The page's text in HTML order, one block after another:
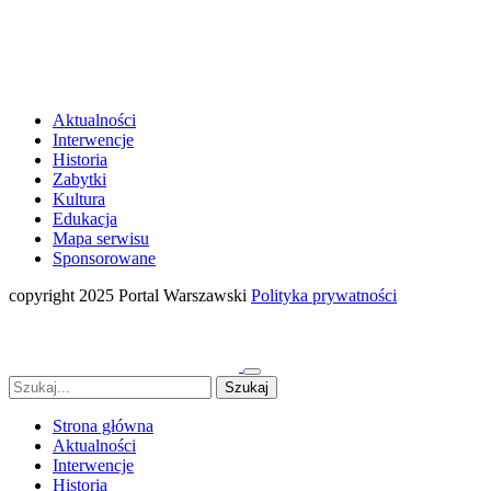
Aktualności
Interwencje
Historia
Zabytki
Kultura
Edukacja
Mapa serwisu
Sponsorowane
copyright 2025 Portal Warszawski Polityka prywatności
Strona główna
Aktualności
Interwencje
Historia